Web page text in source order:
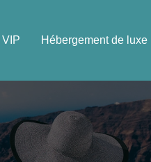
Hébergement de luxe